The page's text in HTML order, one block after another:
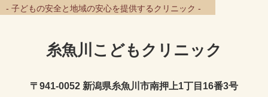
- 子どもの安全と地域の安心を提供するクリニック -
糸魚川こどもクリニック
〒941-0052 新潟県糸魚川市南押上1丁目16番3号